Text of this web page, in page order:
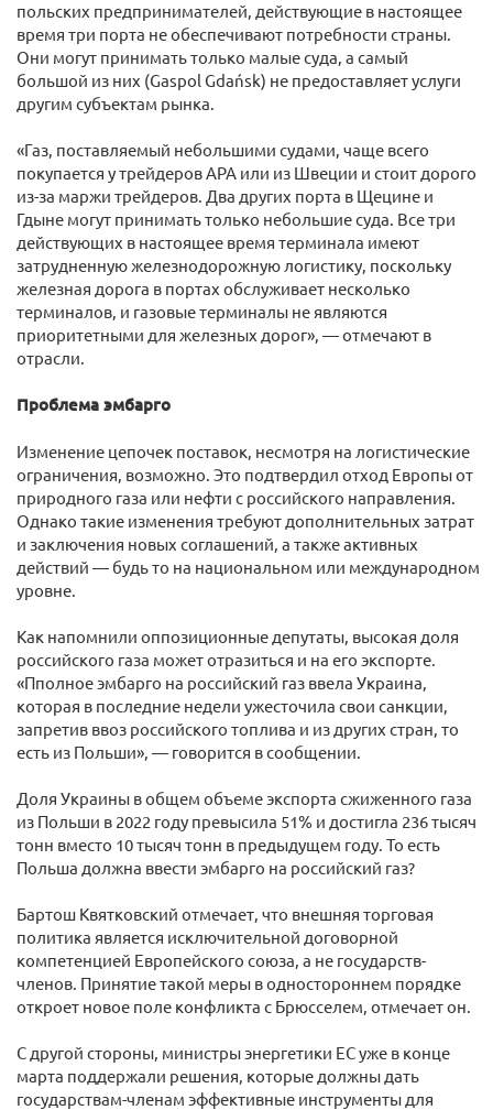
польских предпринимателей, действующие в настоящее
время три порта не обеспечивают потребности страны.
Они могут принимать только малые суда, а самый
большой из них (Gaspol Gdańsk) не предоставляет услуги
другим субъектам рынка.
«Газ, поставляемый небольшими судами, чаще всего
покупается у трейдеров АРА или из Швеции и стоит дорого
из-за маржи трейдеров. Два других порта в Щецине и
Гдыне могут принимать только небольшие суда. Все три
действующих в настоящее время терминала имеют
затрудненную железнодорожную логистику, поскольку
железная дорога в портах обслуживает несколько
терминалов, и газовые терминалы не являются
приоритетными для железных дорог», — отмечают в
отрасли.
Проблема эмбарго
Изменение цепочек поставок, несмотря на логистические
ограничения, возможно. Это подтвердил отход Европы от
природного газа или нефти с российского направления.
Однако такие изменения требуют дополнительных затрат
и заключения новых соглашений, а также активных
действий — будь то на национальном или международном
уровне.
Как напомнили оппозиционные депутаты, высокая доля
российского газа может отразиться и на его экспорте.
«Пполное эмбарго на российский газ ввела Украина,
которая в последние недели ужесточила свои санкции,
запретив ввоз российского топлива и из других стран, то
есть из Польши», — говорится в сообщении.
Доля Украины в общем объеме экспорта сжиженного газа
из Польши в 2022 году превысила 51% и достигла 236 тысяч
тонн вместо 10 тысяч тонн в предыдущем году. То есть
Польша должна ввести эмбарго на российский газ?
Бартош Квятковский отмечает, что внешняя торговая
политика является исключительной договорной
компетенцией Европейского союза, а не государств-
членов. Принятие такой меры в одностороннем порядке
откроет новое поле конфликта с Брюсселем, отмечает он.
С другой стороны, министры энергетики ЕС уже в конце
марта поддержали решения, которые должны дать
государствам-членам эффективные инструменты для